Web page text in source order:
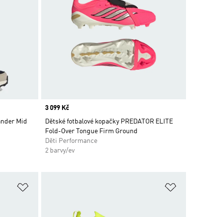
Mid
Price
3 099 Kč
Dětské fotbalové kopačky PREDATOR ELITE
Fold-Over Tongue Firm Ground
Děti Performance
2 barvy/ev